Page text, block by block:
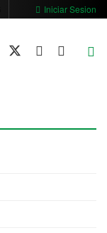
Iniciar Sesion